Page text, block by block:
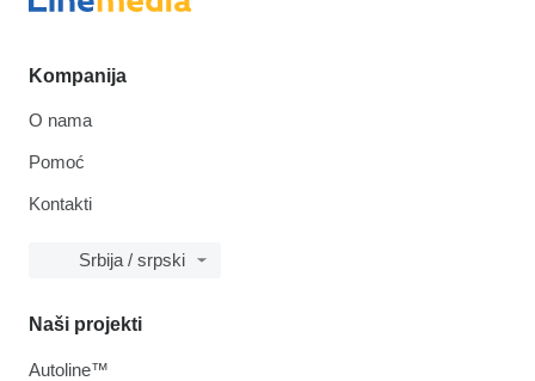
Kompanija
O nama
Pomoć
Kontakti
Srbija / srpski
Naši projekti
Autoline™